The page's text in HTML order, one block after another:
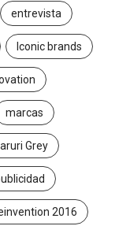
entrevista
Iconic brands
marcas
Grey
2016